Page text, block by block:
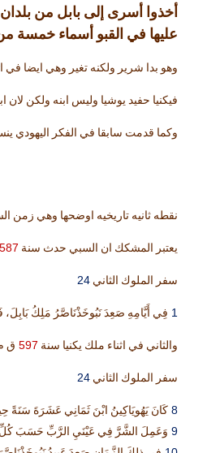
أخذوا أسرى إلى بابل من
عليها في القبو أسماء خمسة من
وهو بدا شرير ولكنه تغير وهي ايضا في
فيكنيا حفيد يوشيا وليس ابنه ولكن
وكما قدمت سابقا في الفكر اليهودي
نقطه ثانيه تاريخيه اوضحها وهي زمن
يعتبر المشكك ان السبي حدث سنة 587
سفر الملوك الثاني 24
1 فِي أَيَّامِهِ صَعِدَ نَبُوخَذْنَاصَّرُ مَلِكُ بَابِلَ،
والثاني في اثناء ملك يكنيا سنة 597 ق
سفر الملوك الثاني 24
8 كَانَ يَهُويَاكِينُ ابْنَ ثَمَانِي عَشَرَةَ سَنَةً
9 وَعَمِلَ الشَّرَّ فِي عَيْنَيِ الرَّبِّ حَسَبَ كُلِّ